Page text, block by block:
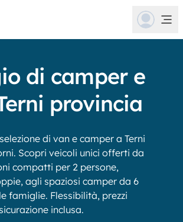
di camper e
provincia
di van e camper a Terni
Scopri veicoli unici offerti da
compatti per 2 persone,
agli spaziosi camper da 6
famiglie. Flessibilità, prezzi
inclusa.